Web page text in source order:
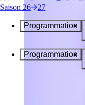
Saison 26 27
Programmation
Programmation